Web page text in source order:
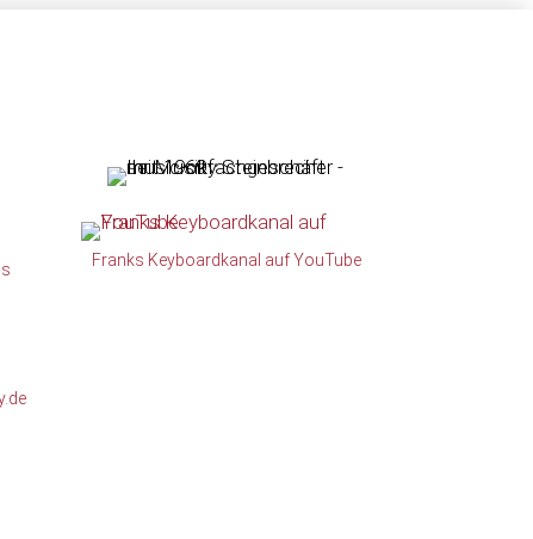
Franks Keyboardkanal auf YouTube